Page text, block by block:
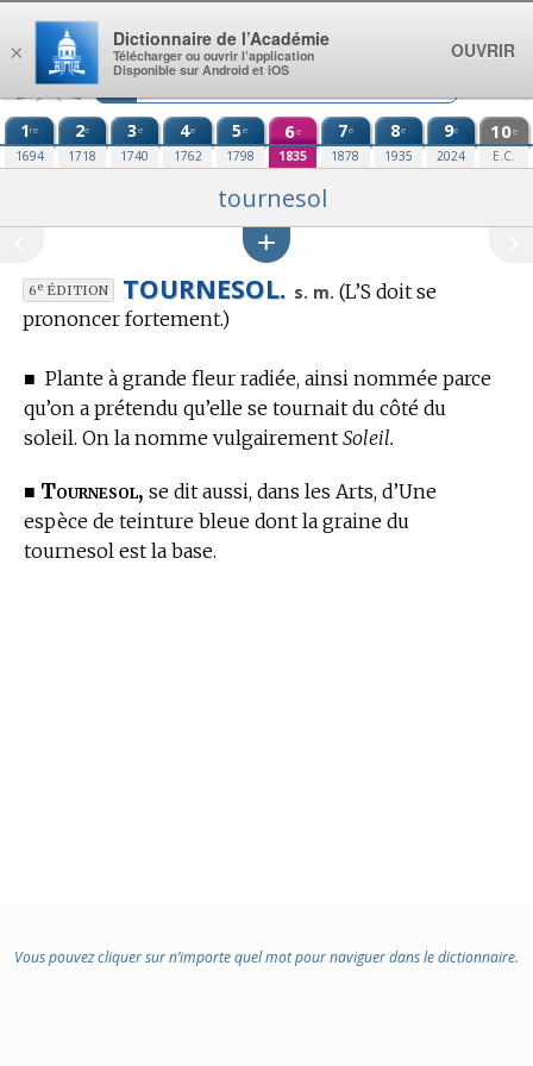
Aller au contenu
1re
1694
2e
1718
3e
1740
4e
1762
5e
1798
6e
1835
7e
1878
8e
1935
9e
2024
10e
E.C.
tournesol
6eÉDITION TOURNESOL. s. m. (L’S doit se
prononcer fortement.)
■ Plante à grande fleur radiée, ainsi nommée parce
qu’on a prétendu qu’elle se tournait du côté du
soleil. On la nomme vulgairement Soleil.
■ Tournesol, se dit aussi, dans les Arts, d’Une
espèce de teinture bleue dont la graine du
tournesol est la base.
Vous pouvez cliquer sur n’importe quel mot pour naviguer dans le dictionnaire.
×
Dictionnaire de l’Académie
Télécharger ou ouvrir l’application
Disponible sur Android et iOS
OUVRIR